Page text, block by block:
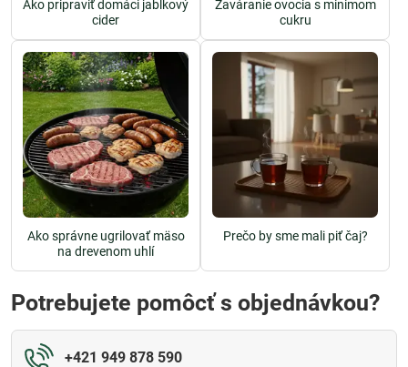
Ako pripraviť domáci jablkový
cider
Zaváranie ovocia s minimom
cukru
Ako správne ugrilovať mäso
na drevenom uhlí
Prečo by sme mali piť čaj?
Potrebujete pomôcť s objednávkou?
+421 949 878 590